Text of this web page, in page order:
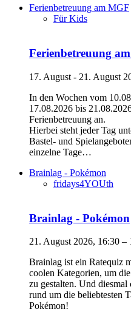
Ferienbetreuung am MGF
Für Kids
Ferienbetreuung
17. August - 21. August
In den Wochen vom
17.08.2026 bis
Ferienbetreuung an.
Hierbei steht jeder Tag
Bastel- und
einzelne Tage…
Brainlag - Pokémon
fridays4YOUth
Brainlag - Pokémon
21. August 2026, 16:30 –
Brainlag ist ein Ratequiz
coolen Kategorien, um
zu gestalten. Und diesmal
rund um die beliebtesten
Pokémon!